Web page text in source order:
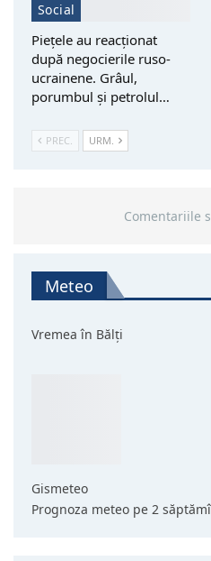
Social
Piețele au reacționat
după negocierile ruso-
ucrainene. Grâul,
porumbul și petrolul…
PREC. URM.
Comentariile
Meteo
Vremea în Bălți
Gismeteo
Prognoza meteo pe 2